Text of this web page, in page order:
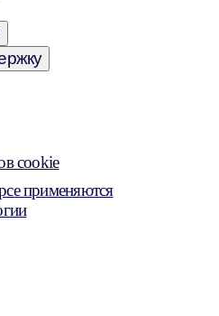
cookie
применяются